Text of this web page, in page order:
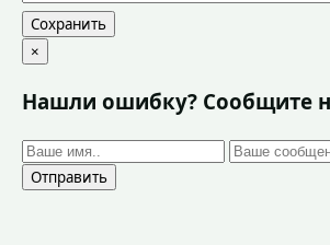
Сохранить
×
Нашли ошибку? Сообщите
Отправить